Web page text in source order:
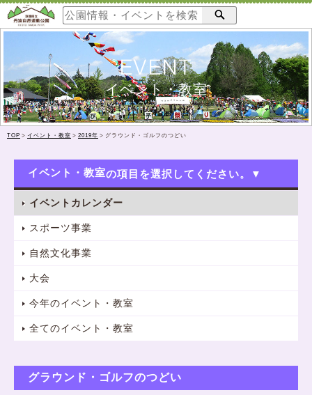
EVENT
イベント・教室
TOP > イベント・教室 > 2019年 > グラウンド・ゴルフのつどい
イベント・教室
イベントカレンダー
スポーツ事業
自然文化事業
大会
今年のイベント・教室
全てのイベント・教室
グラウンド・ゴルフのつどい